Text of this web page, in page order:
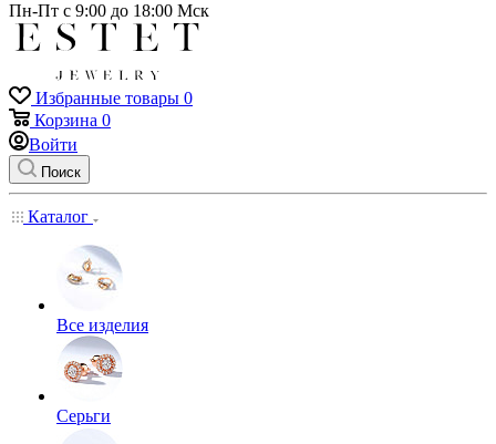
Пн-Пт с 9:00 до 18:00 Мск
Избранные товары 0
Корзина 0
Войти
Поиск
Каталог
Все изделия
Серьги